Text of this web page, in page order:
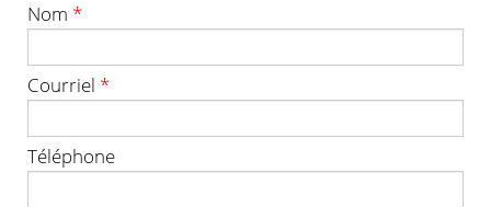
Nom *
Courriel *
Téléphone